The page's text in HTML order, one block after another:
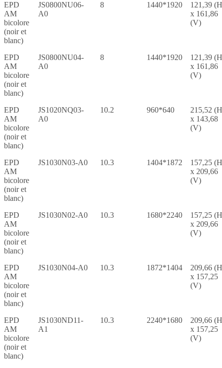
EPD
AM
bicolore
(noir et
blanc)
JS0800NU06-
A0
8 1440*1920
121,39
x 161,86
(V)
EPD
AM
bicolore
(noir et
blanc)
JS0800NU04-
A0
8 1440*1920
121,39
x 161,86
(V)
EPD
AM
bicolore
(noir et
blanc)
JS1020NQ03-
A0
10.2 960*640
215,52
x 143,68
(V)
EPD
AM
bicolore
(noir et
blanc)
JS1030N03-A0 10.3 1404*1872
157,25
x 209,66
(V)
EPD
AM
bicolore
(noir et
blanc)
JS1030N02-A0 10.3 1680*2240
157,25
x 209,66
(V)
EPD
AM
bicolore
(noir et
blanc)
JS1030N04-A0 10.3 1872*1404
209,66
x 157,25
(V)
EPD
AM
bicolore
(noir et
blanc)
JS1030ND11-
A1
10.3 2240*1680
209,66
x 157,25
(V)